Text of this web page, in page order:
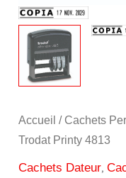
Accueil / Cachets
Trodat Printy 4813
Cachets Dateur,